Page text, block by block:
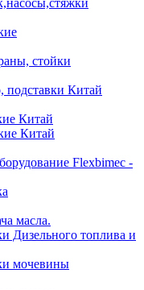
стойки
подставки Китай
Китай
Китай
Flexbimeс -
масла.
Дизельного топлива и
мочевины